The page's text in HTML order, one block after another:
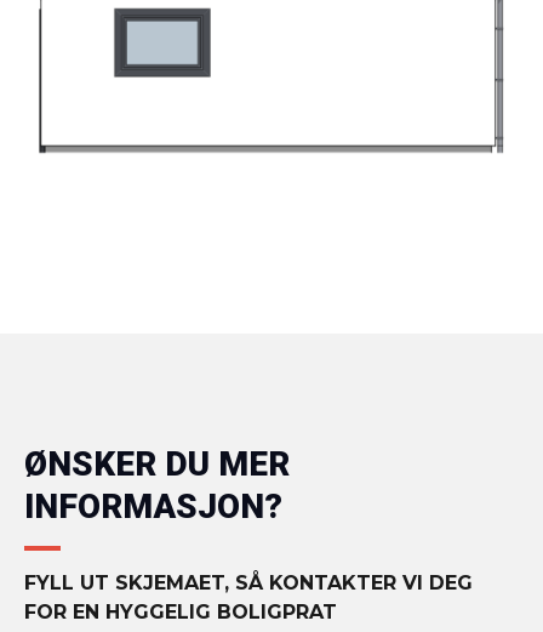
ØNSKER DU MER
INFORMASJON?
FYLL UT SKJEMAET, SÅ KONTAKTER VI DEG
FOR EN HYGGELIG BOLIGPRAT